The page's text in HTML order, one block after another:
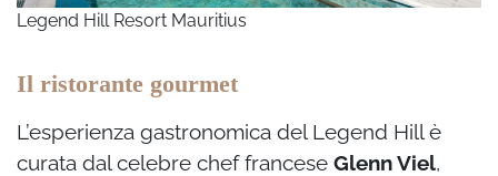
Legend Hill Resort Mauritius
Il ristorante gourmet
L’esperienza gastronomica del Legend Hill è
curata dal celebre chef francese Glenn Viel,